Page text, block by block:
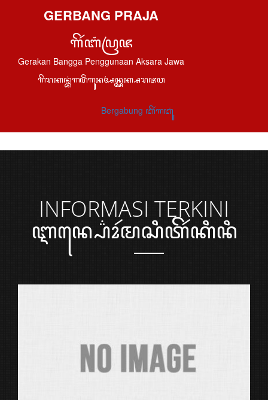
GERBANG PRAJA
ꦒꦼꦂꦧꦁꦥꦿꦗ
Gerakan Bangga Penggunaan Aksara Jawa
ꦒꦼꦫꦏꦤ꧀ꦧꦁꦒꦥꦼꦁꦒꦸꦤꦄꦤ꧀ꦄꦏ꧀ꦱꦫꦗꦮ
Bergabung ꦧꦼꦂꦒꦧꦸꦁ
INFORMASI TERKINI
ꦆꦤ꧀ꦥ꦳ꦺꦴꦂꦩꦱꦶꦠꦼꦂꦏꦶꦤꦶ